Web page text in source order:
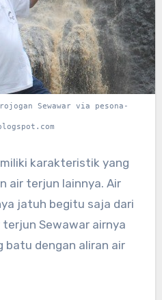
Sewawar via pesona-
karakteristik yang
air terjun lainnya. Air
jatuh begitu saja dari
Sewawar airnya
batu dengan aliran air